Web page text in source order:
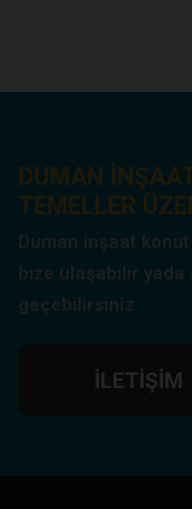
DUMAN
TEMELLER
Duman inşaat
bize ulaşabilir
geçebilirsiniz
İLETIŞIM